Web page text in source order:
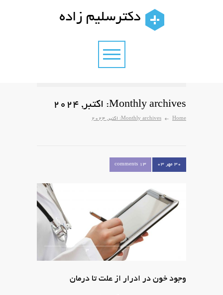
دکترسلیم زاده
Monthly archives: اکتبر, 2024
Home Monthly archives: اکتبر, 2024
۳۰ مهر ۰۳ 13 comments
3
وجود خون در ادرار از علت تا درمان